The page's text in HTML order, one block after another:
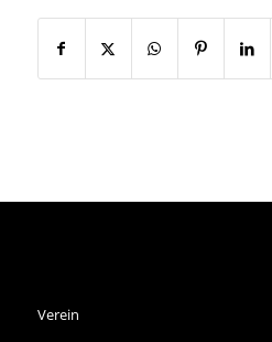
Verein